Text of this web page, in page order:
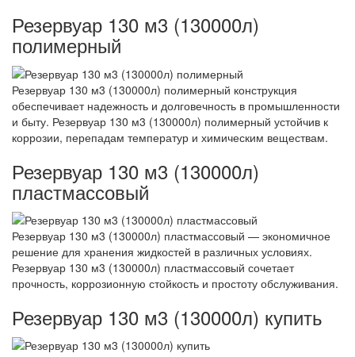
Резервуар 130 м3 (130000л)
полимерный
Резервуар 130 м3 (130000л) полимерный конструкция
обеспечивает надежность и долговечность в промышленности
и быту. Резервуар 130 м3 (130000л) полимерный устойчив к
коррозии, перепадам температур и химическим веществам.
Резервуар 130 м3 (130000л)
пластмассовый
Резервуар 130 м3 (130000л) пластмассовый — экономичное
решение для хранения жидкостей в различных условиях.
Резервуар 130 м3 (130000л) пластмассовый сочетает
прочность, коррозионную стойкость и простоту обслуживания.
Резервуар 130 м3 (130000л) купить